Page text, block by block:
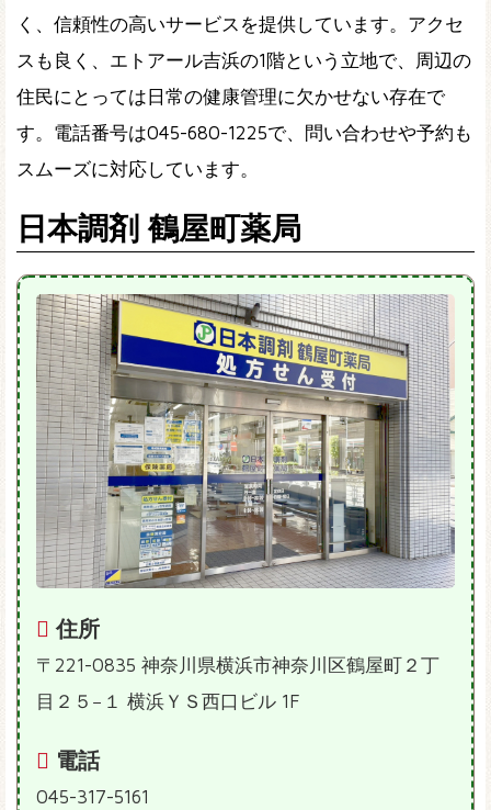
く、信頼性の高いサービスを提供しています。アクセ
スも良く、エトアール吉浜の1階という立地で、周辺の
住民にとっては日常の健康管理に欠かせない存在で
す。電話番号は045-680-1225で、問い合わせや予約も
スムーズに対応しています。
日本調剤 鶴屋町薬局
住所
〒221-0835 神奈川県横浜市神奈川区鶴屋町２丁
目２５−１ 横浜ＹＳ西口ビル 1F
電話
045-317-5161